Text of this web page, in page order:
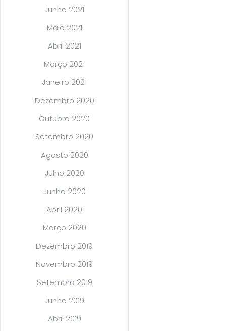
Junho 2021
Maio 2021
Abril 2021
Março 2021
Janeiro 2021
Dezembro 2020
Outubro 2020
Setembro 2020
Agosto 2020
Julho 2020
Junho 2020
Abril 2020
Março 2020
Dezembro 2019
Novembro 2019
Setembro 2019
Junho 2019
Abril 2019